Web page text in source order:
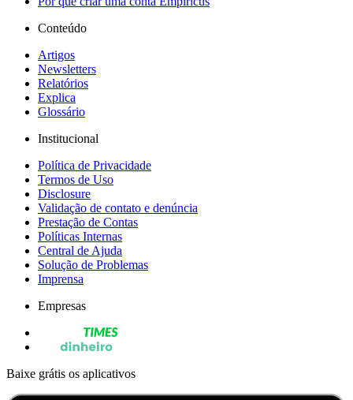
Conteúdo
Artigos
Newsletters
Relatórios
Explica
Glossário
Institucional
Política de Privacidade
Termos de Uso
Disclosure
Validação de contato e denúncia
Prestação de Contas
Políticas Internas
Central de Ajuda
Solução de Problemas
Imprensa
Empresas
Baixe grátis os aplicativos